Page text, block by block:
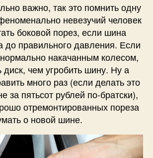
важно, так это помнить одну
невезучий человек
боковой порез, если шина
до правильного давления. Если
накачанным колесом,
диск, чем угробить шину. Ну а
много раз (если делать это
за пятьсот рублей по-братски),
отремонтированных пореза
о новой шине.